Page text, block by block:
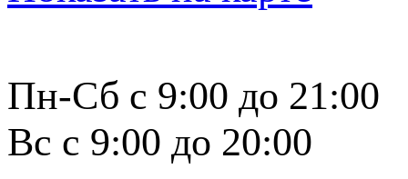
Пн-Сб с 9:00 до 21:00
Вс с 9:00 до 20:00